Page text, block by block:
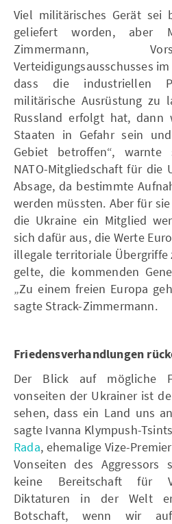
Viel militärisches Gerät sei
geliefert worden, aber
Zimmermann,
Verteidigungsausschusses
dass die industriellen
militärische Ausrüstung zu
Russland erfolgt hat, dann
Staaten in Gefahr sein
Gebiet betroffen“, warnte
NATO-Mitgliedschaft für die
Absage, da bestimmte
werden müssten. Aber für
die Ukraine ein Mitglied
sich dafür aus, die Werte
illegale territoriale Übergriffe
gelte, die kommenden
„Zu einem freien Europa
sagte Strack-Zimmermann.
Friedensverhandlungen
Der Blick auf mögliche
vonseiten der Ukrainer ist
sehen, dass ein Land uns
sagte Ivanna Klympush-
Rada, ehemalige Vize-
Vonseiten des Aggressors
keine Bereitschaft für
Diktaturen in der Welt
Botschaft, wenn wir